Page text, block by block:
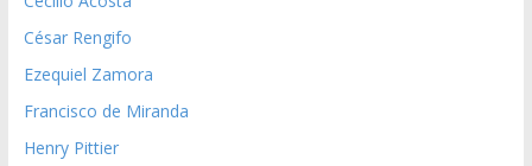
César Rengifo
Ezequiel Zamora
Francisco de Miranda
Henry Pittier